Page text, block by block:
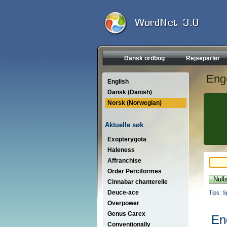
Dansk ordbog Rejseparlør
English
Dansk (Danish)
Norsk (Norwegian)
Aktuelle søk
Exopterygota
Haleness
Affranchise
Order Perciformes
Cinnabar chanterelle
Deuce-ace
Overpower
Genus Carex
Conventionally
Tips: